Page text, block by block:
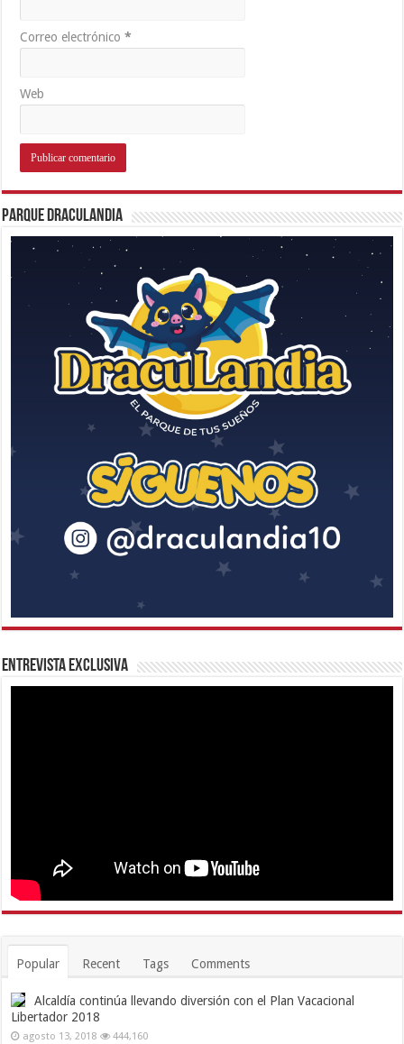
Correo electrónico*
Web
Parque Draculandia
Entrevista Exclusiva
Popular Recent Tags Comments
Alcaldía continúa llevando diversión con el Plan Vacacional
Libertador 2018
agosto 13, 2018 444,160